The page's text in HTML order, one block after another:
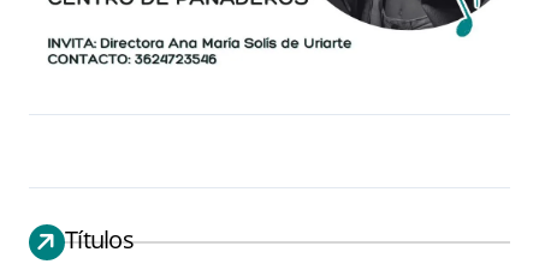
Títulos